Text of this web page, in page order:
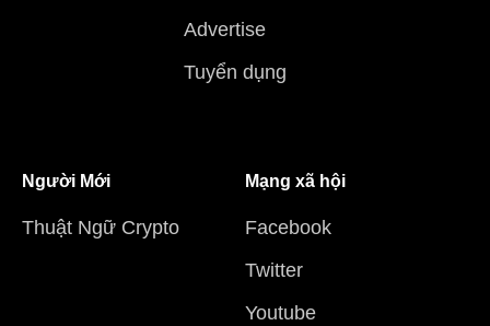
Advertise
Tuyển dụng
Người Mới
Thuật Ngữ Crypto
Mạng xã hội
Facebook
Twitter
Youtube